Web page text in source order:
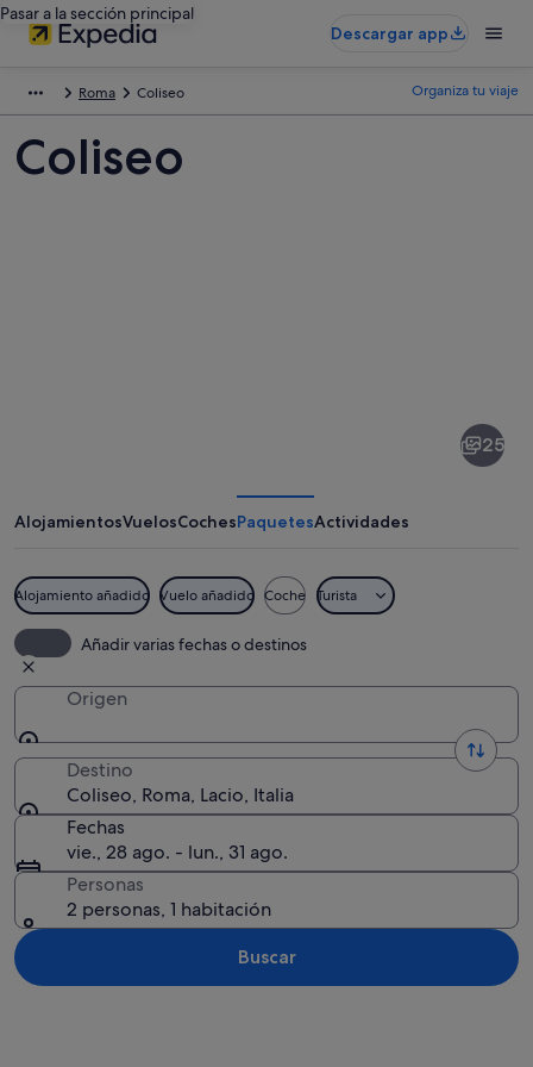
Pasar a la sección principal
Descargar app
Roma Coliseo Organiza tu viaje
Coliseo
25
AlojamientosVuelosCochesPaquetesActividades
Alojamiento añadido Vuelo añadido Coche Turista
Añadir varias fechas o destinos
Origen
Destino
Coliseo, Roma, Lacio, Italia
Fechas
vie., 28 ago. - lun., 31 ago.
Personas
2 personas, 1 habitación
Buscar